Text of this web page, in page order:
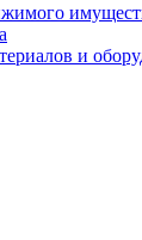
и